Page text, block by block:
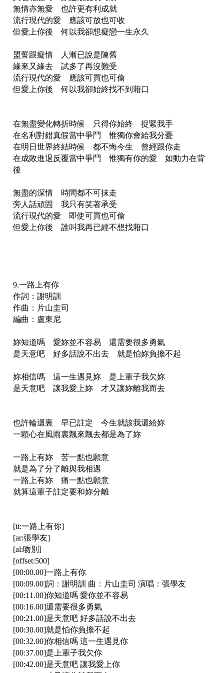
無情亦無愛 也許更有利成就
流行現代的愛 應該可放也可收
但愛上你後 何以我卻想癡戀一生永久
盟誓跟癡情 人漸已說是陳舊
緣來又緣去 試多了再沒難受
流行現代的愛 應該可買也可偷
但愛上你後 何以我卻始終找不到藉口
在無盡變化轉折時候 只得你始終 捉緊我手
在名利對錯真假當中爭鬥 惟獨你會給我分憂
在明日世界終結時候 都不悔今生 曾經跟你走
在成敗進退反覆當中爭鬥 惟獨有你的愛 如動力在背
後
無盡的深情 時間都不可抹走
旁人話頑固 我只有笑著承受
流行現代的愛 即使可買也可偷
但愛上你後 誰叫我再已經不想找藉口
9.一路上有你
作詞：謝明訓
作曲：片山圭司
編曲：盧東尼
妳知道嗎 愛妳並不容易 還需要很多勇氣
是天意吧 好多話說不出去 就是怕妳負擔不起
妳相信嗎 這一生遇見妳 是上輩子我欠妳
是天意吧 讓我愛上妳 才又讓妳離我而去
也許輪迴裏 早已註定 今生就該我還給妳
一顆心在風雨裏飄來飄去都是為了妳
一路上有妳 苦一點也願意
就是為了分了離與我相遇
一路上有妳 痛一點也願意
就算這輩子註定要和妳分離
[ti:一路上有你]
[ar:張學友]
[al:吻別]
[offset:500]
[00:00.00]一路上有你
[00:09.00]詞：謝明訓 曲：片山圭司 演唱：張學友
[00:11.00]你知道嗎 愛你並不容易
[00:16.00]還需要很多勇氣
[00:21.00]是天意吧 好多話說不出去
[00:30.00]就是怕你負擔不起
[00:32.00]你相信嗎 這一生遇見你
[00:37.00]是上輩子我欠你
[00:42.00]是天意吧 讓我愛上你